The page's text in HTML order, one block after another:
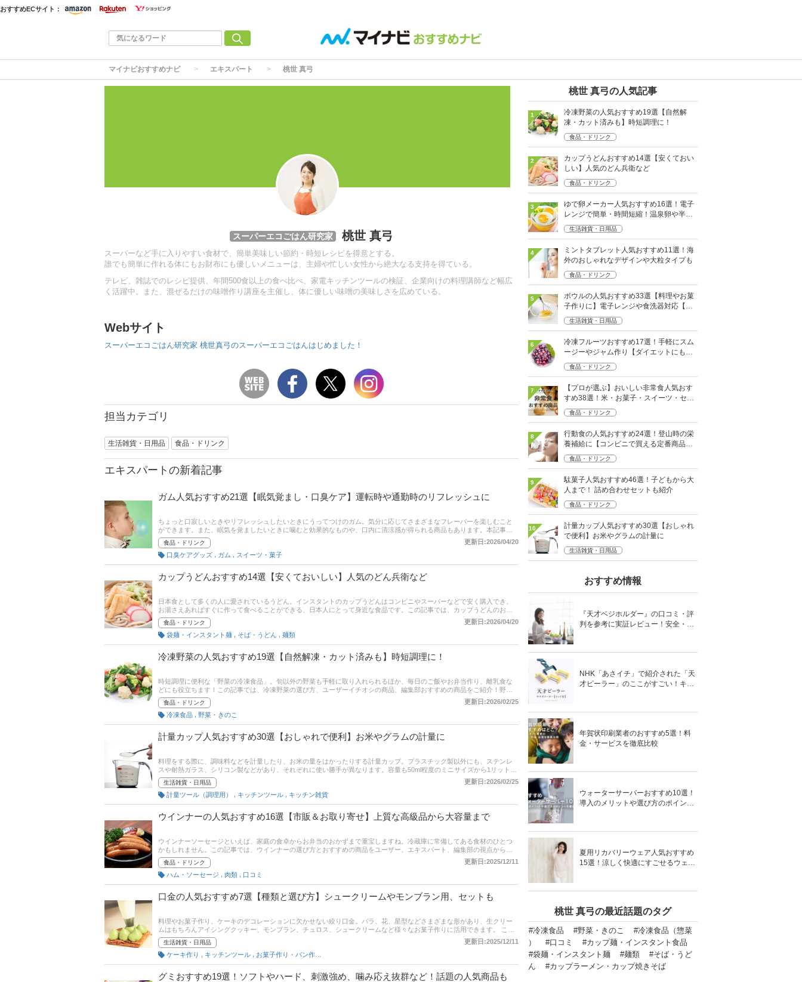
おすすめECサイト：
マイナビおすすめナビ エキスパート 桃世 真弓
スーパーエコごはん研究家 桃世 真弓
スーパーなど手に入りやすい食材で、簡単美味しい節約・時短レシピを得意とする。
誰でも簡単に作れる体にもお財布にも優しいメニューは、主婦や忙しい女性から絶大なる支持を得ている。
テレビ、雑誌でのレシピ提供、年間500食以上の食べ比べ、家電キッチンツールの検証、企業向けの料理講師など幅広
く活躍中。また、混ぜるだけの味噌作り講座を主催し、体に優しい味噌の美味しさを広めている。
Webサイト
スーパーエコごはん研究家 桃世真弓のスーパーエコごはんはじめました！
担当カテゴリ
生活雑貨・日用品 食品・ドリンク
エキスパートの新着記事
ガム人気おすすめ21選【眠気覚まし・口臭ケア】運転時や通勤時のリフレッシュに
ちょっと口寂しいときやリフレッシュしたいときにうってつけのガム。気分に応じてさまざまなフレーバーを楽しむこと
ができます。また、眠気を覚ましたいときに噛むと効果的なものや、口内に清涼感が得られる商品もあります。本記事で
は、スーパーエコごはん研究家の桃世真弓さんへの取材のもと、ガムの選び方のポイント、人気フレーバーごとのおすす
め商品をご紹介します。記事後半には、Amazonなどの通販サイトの最新人気ランキングのリンクもあるので、売れ筋や口
コミを確認してみましょう。
食品・ドリンク
更新日:2026/04/20
口臭ケアグッズ
ガム スイーツ・菓子
カップうどんおすすめ14選【安くておいしい】人気のどん兵衛など
日本食として多くの人に愛されているうどん。インスタントのカップうどんはコンビニやスーパーなどで安く購入でき、
お湯さえあればすぐに作って食べることができる、日本人にとって身近な食品です。この記事では、カップうどんのおす
すめ商品を紹介します。人気のどん兵衛や、ヘルシーなノンフライ麵の商品、もちもち食感の生麺を使った商品など幅広
くピックアップ！後半には、比較一覧表や通販サイトの最新人気ランキングもあるので、売れ筋や口コミとあわせてチェ
ックしてみてください。
食品・ドリンク
更新日:2026/04/20
袋麺・インスタント麺
そば・うどん 麺類
冷凍野菜の人気おすすめ19選【自然解凍・カット済みも】時短調理に！
時短調理に便利な「野菜の冷凍食品」。旬以外の野菜も手軽に取り入れられるほか、毎日のご飯やお弁当作り、離乳食な
どにも役立ちます！この記事では、冷凍野菜の選び方、ユーザーイチオシの商品、編集部おすすめの商品をご紹介！野菜
単品やミックスタイプ、下処理済みやカット済みなどさまざまな商品をピックアップしています。記事後半では、冷凍野
菜を使った作り方レシピや、冷凍できる野菜・冷凍できない野菜について解説、おいしく調理するコツも紹介していま
す。また、Amazonなど通販サイトの最新人気ランキングも載せていますので、売れ筋や口コミもあわせてチェックしてみ
てください。
食品・ドリンク
更新日:2026/02/25
冷凍食品
野菜・きのこ
計量カップ人気おすすめ30選【おしゃれで便利】お米やグラムの計量に
料理をする際に、調味料などを計量したり、お米の量をはかったりする計量カップ。プラスチック製以外にも、ステンレ
スや耐熱ガラス、シリコン製などがあり、それぞれに使い勝手が異なります。容量も50ml程度のミニサイズから1リットル
の大容量までさまざま。この記事では、スーパーエコごはん研究家の桃世真弓さんへの取材をもとに、計量カップの選び
方とおすすめ商品、ユーザーが選んだイチオシ商品をご紹介します。ハリオ・OXOなど人気メーカーのおしゃれで使いや
すい商品やグラムを計量できるものも！ この記事を読めば、あなたにピッタリの1点が見つかるはず。ぜひ最後までチェッ
クしてくださいね！
生活雑貨・日用品
更新日:2026/02/25
計量ツール（調理用）
キッチンツール キッチン雑貨
ウインナーの人気おすすめ16選【市販＆お取り寄せ】上質な高級品から大容量まで
ウインナーソーセージといえば、家庭の食卓からお弁当のおかずまで重宝しますね。冷蔵庫に常備してある食材のひとつ
かもしれません。この記事では、ウインナーの選び方とおすすめの商品をユーザー、エキスパート、編集部の視点からそ
れぞれ厳選してご紹介します。スーパーで人気の商品や、化学調味料無添加で上質な高級ウインナー、業務用の大容量な
どを厳選しました。美味しいウインナーを探したい方だけでなく、添加物が気になる方にも納得いくウインナーソーセー
ジ選びができるアドバイスもご紹介しています。また、記事後半の通販サイトの最新人気ランキングのリンクがあるの
で、売れ筋や口コミも確認してみてくださいね。
食品・ドリンク
更新日:2025/12/11
ハム・ソーセージ
肉類 口コミ
口金の人気おすすめ7選【種類と選び方】シュークリームやモンブラン用、セットも
料理やお菓子作り、ケーキのデコレーションに欠かせない絞り口金。バラ、花、星型などさまざまな形があり、生クリー
ムはもちろんアイシングクッキー、モンブラン、チュロス、シュークリームなど様々なお菓子作りに活用できます。 この
記事では、口金の種類と選び方、おすすめ商品を紹介します。 形・サイズ・素材などの選び方を初心者にも分かりやすく
徹底解説！単品からセット商品もピックアップしています。通後半には、比較一覧表や販サイトの売れ筋人気ランキング
も掲載しているので、売れ筋や口コミとあわせてチェックしてみてください。
生活雑貨・日用品
更新日:2025/12/11
ケーキ作り
キッチンツール
グミおすすめ19選！ソフトやハード、刺激強め、噛み応え抜群など！話題の人気商品も
桃世 真弓の人気記事
1
冷凍野菜の人気おすすめ19選【自然解
凍・カット済みも】時短調理に！
食品・ドリンク
2
カップうどんおすすめ14選【安くておい
しい】人気のどん兵衛など
食品・ドリンク
3
ゆで卵メーカー人気おすすめ16選！電子
レンジで簡単・時間短縮！温泉卵や半熟
も
生活雑貨・日用品
4
ミントタブレット人気おすすめ11選！海
外のおしゃれなデザインや大粒タイプも
食品・ドリンク
5
ボウルの人気おすすめ33選【料理やお菓
子作りに】電子レンジや食洗器対応【料
理やお菓子作りに】
生活雑貨・日用品
6
冷凍フルーツおすすめ17選！手軽にスム
ージーやジャム作り【ダイエットにも人
気】
食品・ドリンク
7
【プロが選ぶ】おいしい非常食人気おす
すめ38選！米・お菓子・スイーツ・セッ
ト売りも
食品・ドリンク
8
行動食の人気おすすめ24選！登山時の栄
養補給に【コンビニで買える定番商品
も】
食品・ドリンク
9
駄菓子人気おすすめ46選！子どもから大
人まで！ 詰め合わせセットも紹介
食品・ドリンク
10
計量カップ人気おすすめ30選【おしゃれ
で便利】お米やグラムの計量に
生活雑貨・日用品
おすすめ情報
『天才ベジホルダー』の口コミ・評
判を参考に実証レビュー！安全・時
NHK「あさイチ」で紹介された「天
才ピーラー」のここがすごい！キャ
年賀状印刷業者のおすすめ5選！料
金・サービスを徹底比較
ウォーターサーバーおすすめ10選！
導入のメリットや選び方のポイント
夏用リカバリーウェア人気おすすめ
15選！涼しく快適にすごせるウェア
桃世 真弓の最近話題のタグ
#冷凍食品 #野菜・きのこ
#冷凍食品（惣菜
）
#口コミ
#カップ麺・インスタント食品
#袋麺・インスタント麺
#麺類
#そば・うど
ん
#カップラーメン・カップ焼きそば